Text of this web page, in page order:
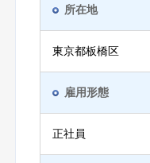
所在地
東京都板橋区
雇用形態
正社員